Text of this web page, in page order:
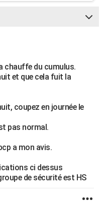
chauffe du cumulus.
et que cela fuit la
coupez en journée le
pas normal.
a mon avis.
ci dessus
de sécurité est HS